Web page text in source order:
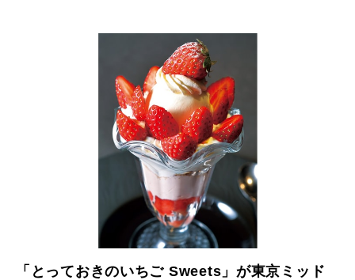
「とっておきのいちご Sweets」が東京ミッド